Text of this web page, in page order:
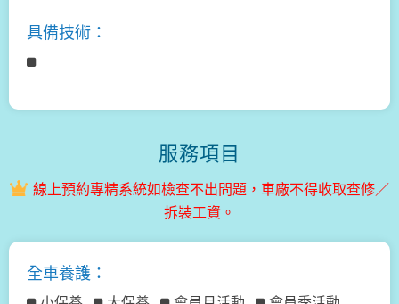
具備技術：
服務項目
線上預約專精系統如檢查不出問題，車廠不得收取查修／
拆裝工資。
全車養護：